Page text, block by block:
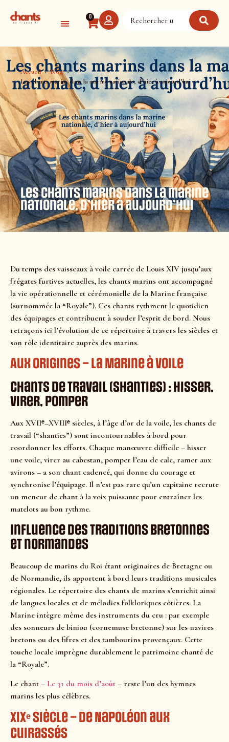
0
Accueil
Blog
Les chants marins dans la marine nationale, d’hier à aujourd’hui
Les chants marins dans la marine
nationale, d’hier à aujourd’hui
Du temps des vaisseaux à voile carrée de Louis XIV jusqu’aux
frégates furtives actuelles, les chants marins ont accompagné
la vie opérationnelle et cérémonielle de la Marine française
(surnommée la “Royale”). Ces chants rythment le quotidien
des équipages et contribuent à souder l’esprit de bord. Nous
retraçons ici l’évolution de ce répertoire à travers les siècles et
son rôle identitaire auprès des marins.
Aux origines – la Marine à voile
Chants de travail (shanties) : hisser,
virer, pomper
Aux XVIIᵉ–XVIIIᵉ siècles, à l’âge d’or de la voile, les chants de
travail (“shanties”) sont incontournables à bord pour
coordonner les efforts. Chaque manœuvre difficile – hisser
une voile, virer au cabestan, pomper l’eau de cale, ramer aux
avirons – a son chant cadencé, qui donne du courage et
synchronise l’équipage. Il n’est pas rare qu’un capitaine recrute
un meneur de chant à la voix puissante pour entraîner les
matelots au bon rythme.
Influence des traditions bretonnes
et normandes
Beaucoup de marins du Roi étant originaires de Bretagne ou
de Normandie, ils apportent à bord leurs traditions musicales
régionales. Le répertoire des chants de marins s’enrichit ainsi
de langues locales et de mélodies folkloriques côtières. La
Marine intègre même des instruments du cru : par exemple
des sonneurs de biniou (cornemuse bretonne) sur les navires
bretons ou des fifres et des tambourins provençaux. Cette
touche locale imprègne durablement le patrimoine chanté de
la “Royale”.
Le chant – Le 31 du mois d’août – reste l’un des hymnes
marins les plus célèbres.
XIXᵉ siècle – De Napoléon aux
cuirassés